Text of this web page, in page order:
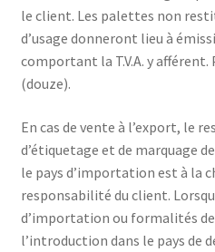
le client. Les palettes non
d’usage donneront lieu à
comportant la T.V.A. y afférent.
(douze).
En cas de vente à l’export, le
d’étiquetage et de marquage
le pays d’importation est à la
responsabilité du client.
d’importation ou formalités
l’introduction dans le pays de